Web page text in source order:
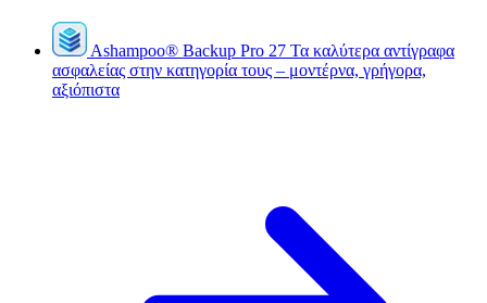
Ashampoo® Backup Pro 27 Τα καλύτερα αντίγραφα
ασφαλείας στην κατηγορία τους – μοντέρνα, γρήγορα,
αξιόπιστα